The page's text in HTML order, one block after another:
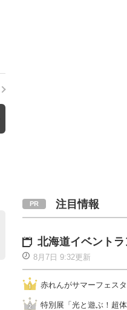
注目情報
北海道イベント
8月7日 9:32更新
赤れんがサマーフェス
特別展「光と遊ぶ！超